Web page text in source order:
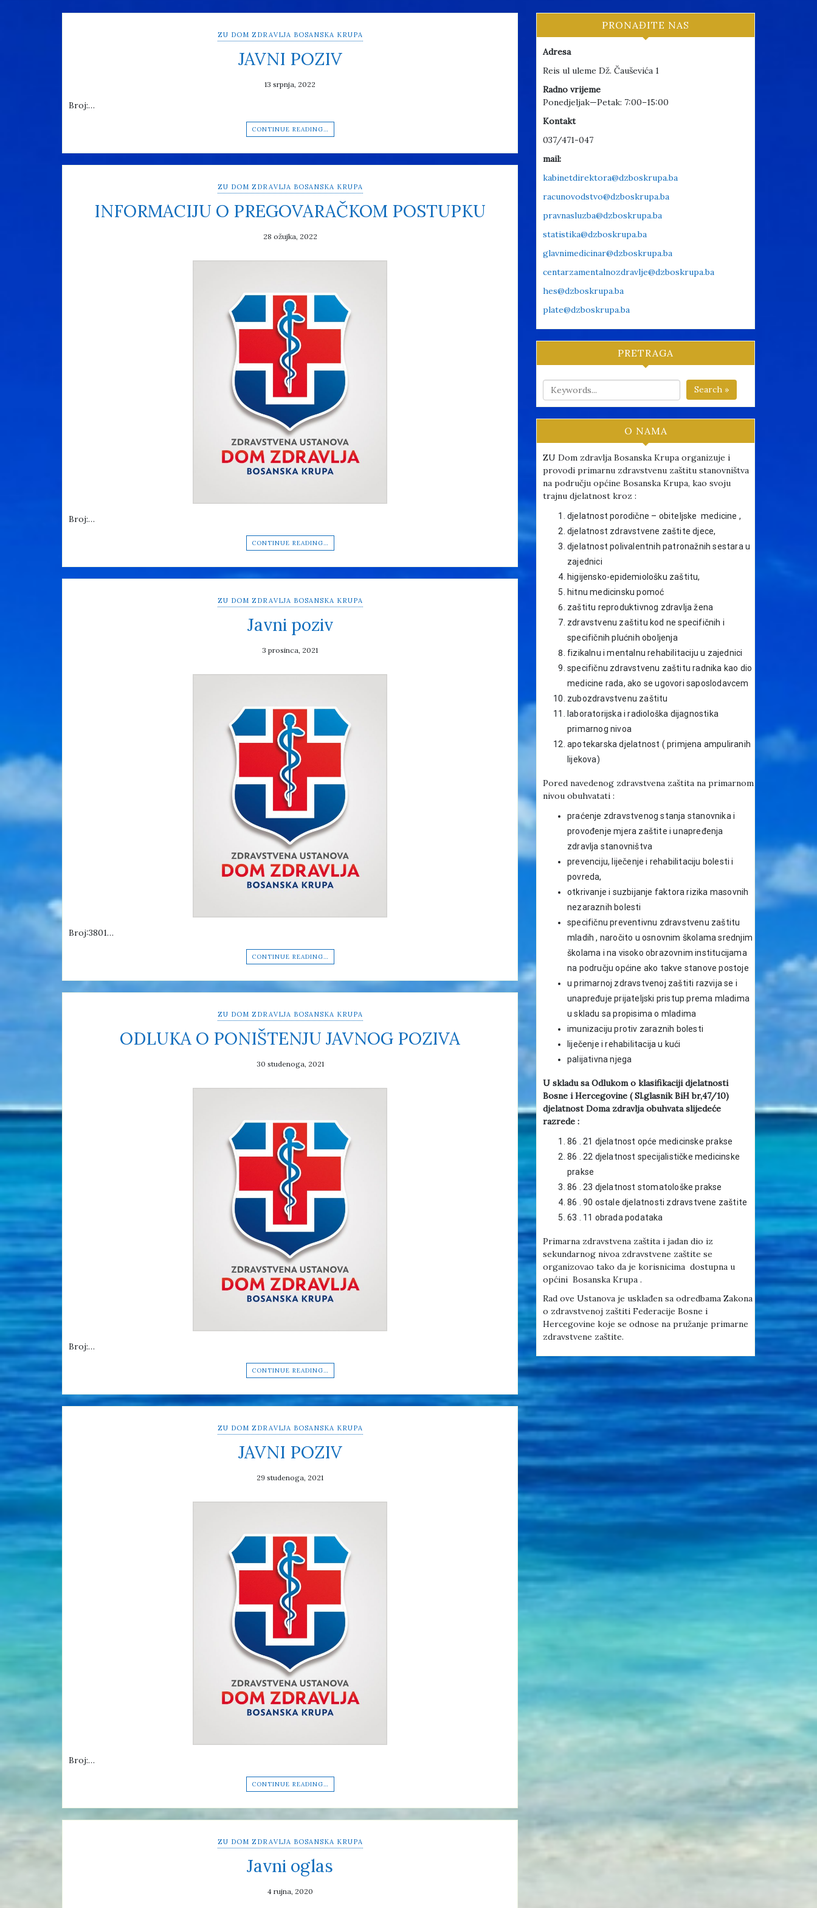
ZU DOM ZDRAVLJA BOSANSKA KRUPA
JAVNI POZIV
13 srpnja, 2022
Broj:…
CONTINUE READING…
ZU DOM ZDRAVLJA BOSANSKA KRUPA
INFORMACIJU O PREGOVARAČKOM POSTUPKU
28 ožujka, 2022
Broj:…
CONTINUE READING…
ZU DOM ZDRAVLJA BOSANSKA KRUPA
Javni poziv
3 prosinca, 2021
Broj:3801…
CONTINUE READING…
ZU DOM ZDRAVLJA BOSANSKA KRUPA
ODLUKA O PONIŠTENJU JAVNOG POZIVA
30 studenoga, 2021
Broj:…
CONTINUE READING…
ZU DOM ZDRAVLJA BOSANSKA KRUPA
JAVNI POZIV
29 studenoga, 2021
Broj:…
CONTINUE READING…
ZU DOM ZDRAVLJA BOSANSKA KRUPA
Javni oglas
4 rujna, 2020
PRONAĐITE NAS
Adresa
Reis ul uleme Dž. Čauševića 1
Radno vrijeme
Ponedjeljak—Petak: 7:00–15:00
Kontakt
037/471-047
mail:
kabinetdirektora@dzboskrupa.ba
racunovodstvo@dzboskrupa.ba
pravnasluzba@dzboskrupa.ba
statistika@dzboskrupa.ba
glavnimedicinar@dzboskrupa.ba
centarzamentalnozdravlje@dzboskrupa.ba
hes@dzboskrupa.ba
plate@dzboskrupa.ba
PRETRAGA
Search »
O NAMA
ZU Dom zdravlja Bosanska Krupa organizuje i
provodi primarnu zdravstvenu zaštitu stanovništva
na području općine Bosanska Krupa, kao svoju
trajnu djelatnost kroz :
djelatnost porodične – obiteljske medicine ,
djelatnost zdravstvene zaštite djece,
djelatnost polivalentnih patronažnih sestara u
zajednici
higijensko-epidemiološku zaštitu,
hitnu medicinsku pomoć
zaštitu reproduktivnog zdravlja žena
zdravstvenu zaštitu kod ne specifičnih i
specifičnih plućnih oboljenja
fizikalnu i mentalnu rehabilitaciju u zajednici
specifičnu zdravstvenu zaštitu radnika kao dio
medicine rada, ako se ugovori saposlodavcem
zubozdravstvenu zaštitu
laboratorijska i radiološka dijagnostika
primarnog nivoa
apotekarska djelatnost ( primjena ampuliranih
lijekova)
Pored navedenog zdravstvena zaštita na primarnom
nivou obuhvatati :
praćenje zdravstvenog stanja stanovnika i
provođenje mjera zaštite i unapređenja
zdravlja stanovništva
prevenciju, liječenje i rehabilitaciju bolesti i
povreda,
otkrivanje i suzbijanje faktora rizika masovnih
nezaraznih bolesti
specifičnu preventivnu zdravstvenu zaštitu
mladih , naročito u osnovnim školama srednjim
školama i na visoko obrazovnim institucijama
na području općine ako takve stanove postoje
u primarnoj zdravstvenoj zaštiti razvija se i
unapređuje prijateljski pristup prema mladima
u skladu sa propisima o mladima
imunizaciju protiv zaraznih bolesti
liječenje i rehabilitacija u kući
palijativna njega
U skladu sa Odlukom o klasifikaciji djelatnosti
Bosne i Hercegovine ( Sl.glasnik BiH br,47/10)
djelatnost Doma zdravlja obuhvata slijedeće
razrede :
86 . 21 djelatnost opće medicinske prakse
86 . 22 djelatnost specijalističke medicinske
prakse
86 . 23 djelatnost stomatološke prakse
86 . 90 ostale djelatnosti zdravstvene zaštite
63 . 11 obrada podataka
Primarna zdravstvena zaštita i jadan dio iz
sekundarnog nivoa zdravstvene zaštite se
organizovao tako da je korisnicima dostupna u
općini Bosanska Krupa .
Rad ove Ustanova je usklađen sa odredbama Zakona
o zdravstvenoj zaštiti Federacije Bosne i
Hercegovine koje se odnose na pružanje primarne
zdravstvene zaštite.